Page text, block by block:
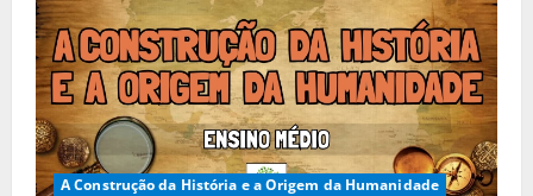
A Construção da História e a Origem da Humanidade